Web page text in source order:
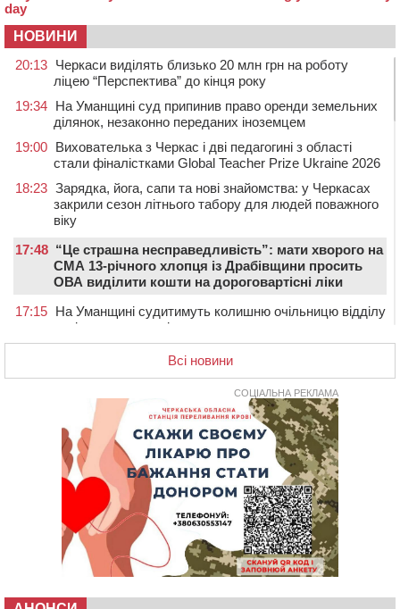
НОВИНИ
20:13 Черкаси виділять близько 20 млн грн на роботу
ліцею “Перспектива” до кінця року
19:34 На Уманщині суд припинив право оренди земельних
ділянок, незаконно переданих іноземцем
19:00 Вихователька з Черкас і дві педагогині з області
стали фіналістками Global Teacher Prize Ukraine 2026
18:23 Зарядка, йога, сапи та нові знайомства: у Черкасах
закрили сезон літнього табору для людей поважного
віку
17:48 “Це страшна несправедливість”: мати хворого на
СМА 13-річного хлопця із Драбівщини просить
ОВА виділити кошти на дороговартісні ліки
17:15 На Уманщині судитимуть колишню очільницю відділу
освіти через закупівлю електрики за завищеною
ціною
До 1 вересня у Черкасах оновлюють дорожню
розмітку біля навчальних закладів (ФОТОФАКТ)
На честь загиблого захисника і чемпіона світу в
Черкасах відкрили спортивно-реабілітаційний центр
На Звенигородщині, попри заборону міськради,
проведуть “Ше.Fest”
У Каневі аномальна спека призвела до перебоїв у
роботі електромереж та комунальних служб
зерна нового врожаю
Всі новини
СОЦІАЛЬНА РЕКЛАМА